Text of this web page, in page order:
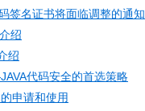
签名证书将面临调整的通知
绍
绍
代码安全的首选策略
申请和使用